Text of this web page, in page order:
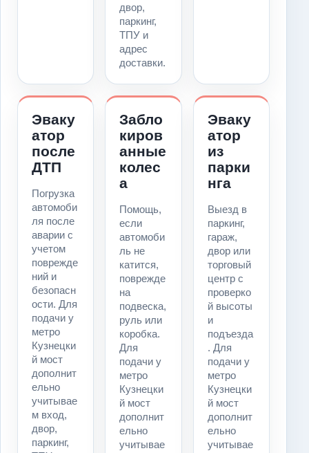
двор,
паркинг,
ТПУ и
адрес
доставки.
Эваку
атор
после
ДТП
Погрузка
автомоби
ля после
аварии с
учетом
поврежде
ний и
безопасн
ости. Для
подачи у
метро
Кузнецки
й мост
дополнит
ельно
учитывае
м вход,
двор,
паркинг,
Забло
киров
анные
колес
а
Помощь,
если
автомоби
ль не
катится,
поврежде
на
подвеска,
руль или
коробка.
Для
подачи у
метро
Кузнецки
й мост
дополнит
ельно
учитывае
Эваку
атор
из
парки
нга
Выезд в
паркинг,
гараж,
двор или
торговый
центр с
проверко
й высоты
и
подъезда
. Для
подачи у
метро
Кузнецки
й мост
дополнит
ельно
учитывае